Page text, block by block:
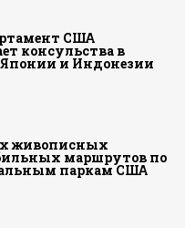
США
консульства в
Японии и Индонезии
живописных
маршрутов по
паркам США